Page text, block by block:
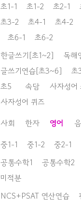
초1-1 초1-2 초2-1
초3-2
초4-1 초4-2
초6-1
초6-2
한글쓰기[초1~2]
독해
글쓰기연습[초3~6]
초
초5
속담
사자성어
사자성어 퀴즈
사회 한자 영어
중1-1 중1-2 중2-1
공통수학1 공통수학2
미적분
NCS+PSAT 연산연습